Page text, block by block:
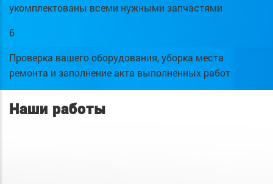
укомплектованы всеми нужными запчастями
6
Проверка вашего оборудования, уборка места
ремонта и заполнение акта выполненных работ
Наши работы